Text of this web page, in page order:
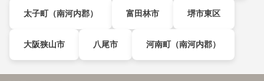
太子町（南河内郡） 富田林市 堺市東区
大阪狭山市 八尾市 河南町（南河内郡）